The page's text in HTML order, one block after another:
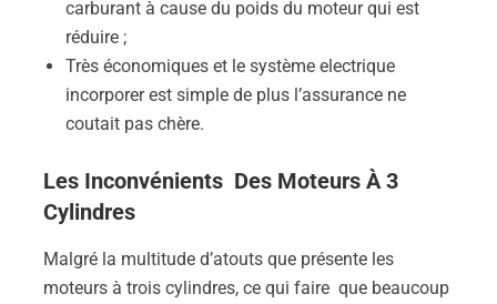
carburant à cause du poids du moteur qui est
réduire ;
Très économiques et le système electrique
incorporer est simple de plus l’assurance ne
coutait pas chère.
Les Inconvénients Des Moteurs À 3
Cylindres
Malgré la multitude d’atouts que présente les
moteurs à trois cylindres, ce qui faire que beaucoup